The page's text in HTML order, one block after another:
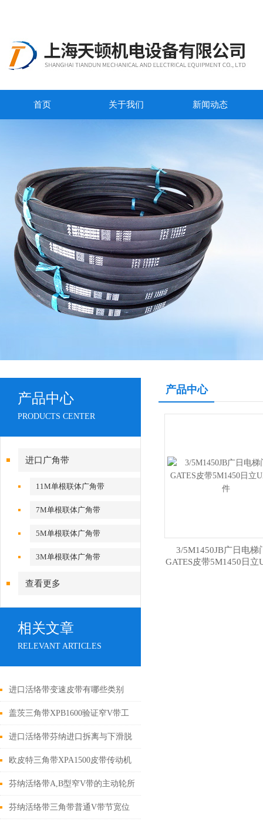
首页 关于我们 新闻动态
产品中心
PRODUCTS CENTER
进口广角带
11M单根联体广角带
7M单根联体广角带
5M单根联体广角带
3M单根联体广角带
查看更多
相关文章
RELEVANT ARTICLES
进口活络带变速皮带有哪些类别
盖茨三角带XPB1600验证窄V带工
作时的传动性能
进口活络带芬纳进口拆离与下滑脱
层之下的楔冲作用结合
欧皮特三角带XPA1500皮带传动机
构概述
芬纳活络带A,B型窄V带的主动轮所
承受的拉力
芬纳活络带三角带普通V带节宽位
产品中心
3/5M1450JB广日电梯
GATES皮带5M1450日立